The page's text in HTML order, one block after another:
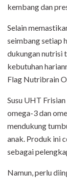
kembang dan
Selain
seimbang setiap
dukungan nutrisi
kebutuhan
Flag Nutribrain
Susu UHT
omega-3 dan
mendukung
anak. Produk ini
sebagai
Namun, perlu